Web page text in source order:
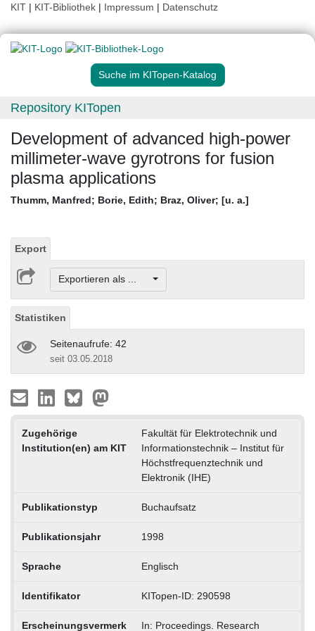
KIT | KIT-Bibliothek | Impressum | Datenschutz
Suche im KITopen-Katalog
Repository KITopen
Development of advanced high-power
millimeter-wave gyrotrons for fusion
plasma applications
Thumm, Manfred; Borie, Edith; Braz, Oliver; [u. a.]
Export
Exportieren als ...
Statistiken
Seitenaufrufe: 42
seit 03.05.2018
Zugehörige
Institution(en) am KIT
Fakultät für Elektrotechnik und
Informationstechnik – Institut für
Höchstfrequenztechnik und
Elektronik (IHE)
Publikationstyp Buchaufsatz
Publikationsjahr 1998
Sprache Englisch
Identifikator KITopen-ID: 290598
Erscheinungsvermerk In: Proceedings. Research